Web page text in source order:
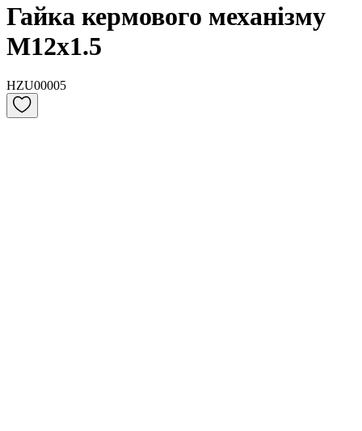
Гайка кермового механізму
M12x1.5
HZU00005